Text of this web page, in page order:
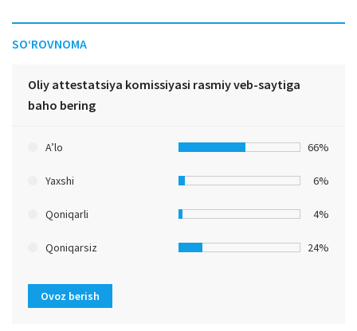
SO‘ROVNOMA
Oliy attestatsiya komissiyasi rasmiy veb-saytiga
baho bering
A’lo 66%
Yaxshi 6%
Qoniqarli 4%
Qoniqarsiz 24%
Ovoz berish